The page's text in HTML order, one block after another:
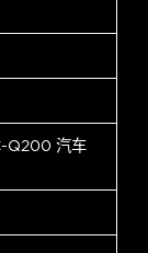
Q200 汽车